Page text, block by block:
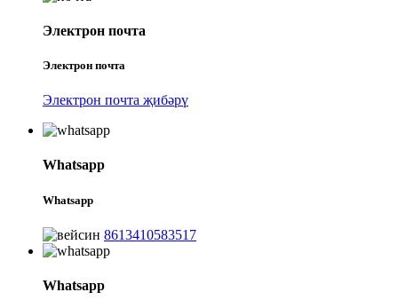
Электрон почта
Электрон почта
Электрон почта җибәрү
Whatsapp
Whatsapp
8613410583517
Whatsapp